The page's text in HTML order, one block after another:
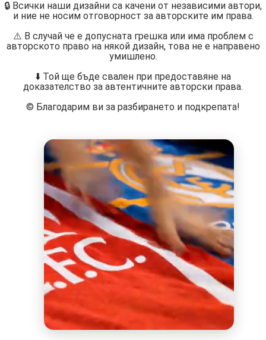
🔒 Всички наши дизайни са качени от независими автори,
и ние не носим отговорност за авторските им права.
⚠️ В случай че е допусната грешка или има проблем с
авторското право на някой дизайн, това не е направено
умишлено.
⬇️ Той ще бъде свален при предоставяне на
доказателство за автентичните авторски права.
©️ Благодарим ви за разбирането и подкрепата!